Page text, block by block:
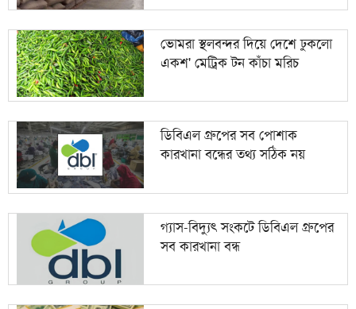
ভোমরা স্থলবন্দর দিয়ে দেশে ঢুকলো
একশ' মেট্রিক টন কাঁচা মরিচ
ডিবিএল গ্রুপের সব পোশাক
কারখানা বন্ধের তথ্য সঠিক নয়
গ্যাস-বিদ্যুৎ সংকটে ডিবিএল গ্রুপের
সব কারখানা বন্ধ